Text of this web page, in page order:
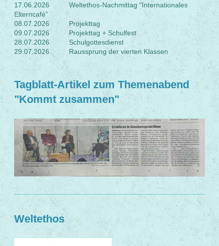
17.06.2026 Weltethos-Nachmittag "Internationales
Elterncafé"
08.07.2026 Projekttag
09.07.2026 Projekttag + Schulfest
28.07.2026 Schulgottesdienst
29.07.2026 Raussprung der vierten Klassen
Tagblatt-Artikel zum Themenabend
"Kommt zusammen"
Weltethos